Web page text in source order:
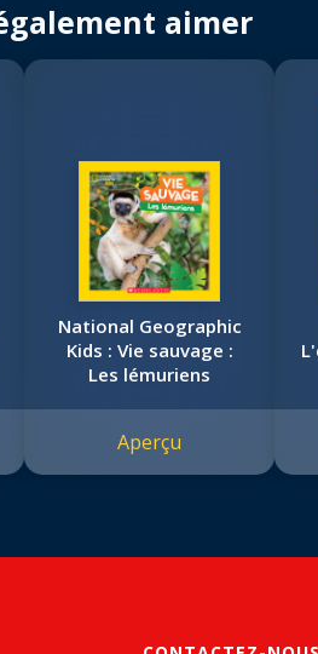
aimer
National Geographic
Kids : Vie sauvage :
Les lémuriens
Aperçu